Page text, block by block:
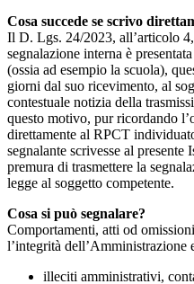
Cosa succede se scrivo
Il D. Lgs. 24/2023, all’articolo
segnalazione interna è
(ossia ad esempio la scuola),
giorni dal suo ricevimento, al
contestuale notizia della
questo motivo, pur ricordando
direttamente al RPCT
segnalante scrivesse al
premura di trasmettere la
legge al soggetto competente.
Cosa si può segnalare?
Comportamenti, atti od
l’integrità dell’Amministrazione
illeciti amministrativi,